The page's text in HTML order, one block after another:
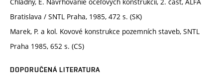
Bratislava / SNTL Praha, 1985, 472 s. (SK)
Marek, P. a kol. Kovové konstrukce pozemních staveb, SNTL
Praha 1985, 652 s. (CS)
DOPORUČENÁ LITERATURA